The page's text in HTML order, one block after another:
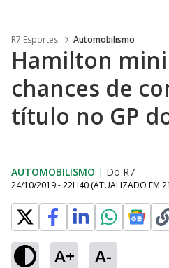
R7 Esportes Automobilismo
Hamilton
chances de
título no GP
AUTOMOBILISMO | Do R7
24/10/2019 - 22H40 (ATUALIZADO EM
A+ A-